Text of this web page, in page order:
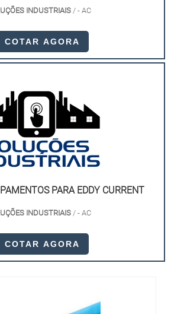
INDUSTRIAIS / - AC
COTAR AGORA
PARA EDDY CURRENT
INDUSTRIAIS / - AC
COTAR AGORA